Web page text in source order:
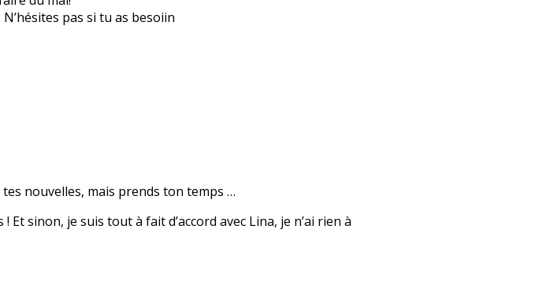
pas si tu as besoiin
tes nouvelles, mais prends ton temps …
sinon, je suis tout à fait d’accord avec Lina, je n’ai rien à